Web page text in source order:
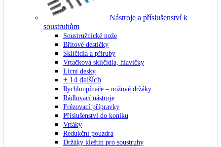
Nástroje a příslušenství k
soustruhům
Soustružnické nože
Břitové destičky
Sklíčidla a příruby
Vrtačková sklíčidla, hlavičky
Lícní desky
+ 14 dalších
Rychloupínače – nožové držáky
Rádlovací nástroje
Frézovací přípravky
Příslušenství do koníku
Vrtáky
Redukční pouzdra
Držáky kleštin pro soustruhy